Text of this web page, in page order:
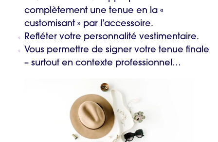
complètement une tenue en la «
customisant » par l’accessoire.
Refléter votre personnalité vestimentaire.
Vous permettre de signer votre tenue finale
– surtout en contexte professionnel…